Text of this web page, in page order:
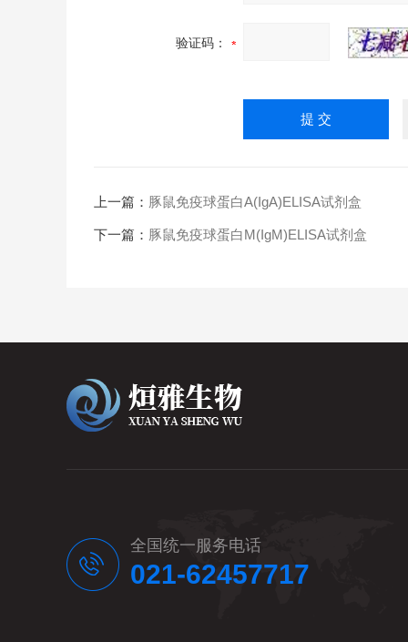
验证码：
上一篇： 豚鼠免疫球蛋白A(IgA)ELISA试剂盒
下一篇： 豚鼠免疫球蛋白M(IgM)ELISA试剂盒
全国统一服务电话
021-62457717